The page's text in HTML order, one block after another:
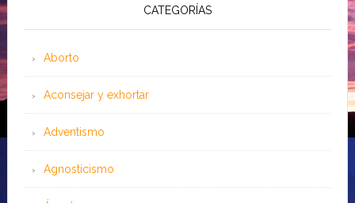
CATEGORÍAS
Aborto
Aconsejar y exhortar
Adventismo
Agnosticismo